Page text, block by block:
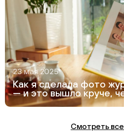
23 мая 2025
Как я сделала фото
— и это вышло круче,
Смотреть все